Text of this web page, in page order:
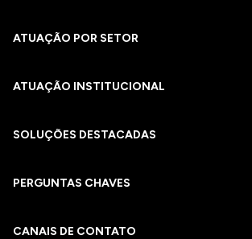
ATUAÇÃO POR SETOR
ATUAÇÃO INSTITUCIONAL
SOLUÇÕES DESTACADAS
PERGUNTAS CHAVES​
CANAIS DE CONTATO